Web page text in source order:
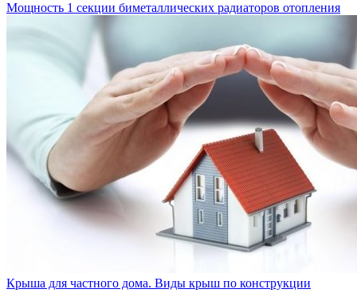
Мощность 1 секции биметаллических радиаторов отопления
Крыша для частного дома. Виды крыш по конструкции